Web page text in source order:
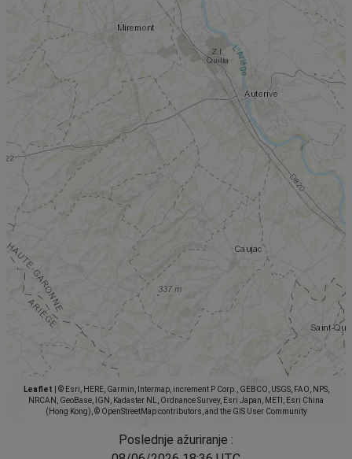
Leaflet
© Esri, HERE, Garmin, Intermap, increment P Corp., GEBCO, USGS, FAO, NPS,
NRCAN, GeoBase, IGN, Kadaster NL, Ordnance Survey, Esri Japan, METI, Esri China
(Hong Kong), © OpenStreetMap contributors, and the GIS User Community
Poslednje ažuriranje :